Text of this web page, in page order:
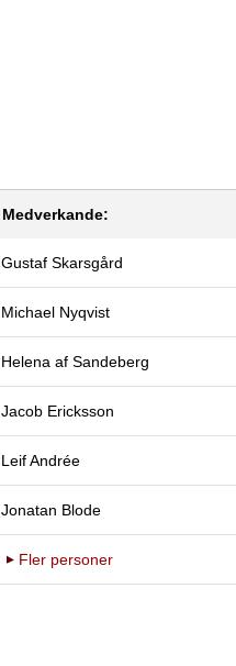
Medverkande:
Gustaf Skarsgård
Michael Nyqvist
Helena af Sandeberg
Jacob Ericksson
Leif Andrée
Jonatan Blode
Fler personer